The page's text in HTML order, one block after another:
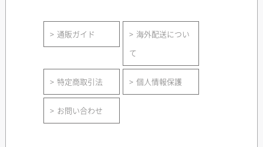
通販ガイド
海外配送につい
て
特定商取引法 個人情報保護
お問い合わせ